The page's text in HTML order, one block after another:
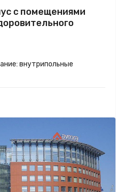
с помещениями
внутрипольные